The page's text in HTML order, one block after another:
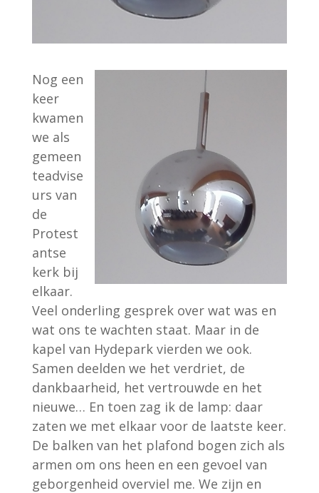
Nog een
keer
kwamen
we als
gemeen
teadvise
urs van
de
Protest
antse
kerk bij
elkaar.
Veel onderling gesprek over wat was en
wat ons te wachten staat. Maar in de
kapel van Hydepark vierden we ook.
Samen deelden we het verdriet, de
dankbaarheid, het vertrouwde en het
nieuwe… En toen zag ik de lamp: daar
zaten we met elkaar voor de laatste keer.
De balken van het plafond bogen zich als
armen om ons heen en een gevoel van
geborgenheid overviel me. We zijn en